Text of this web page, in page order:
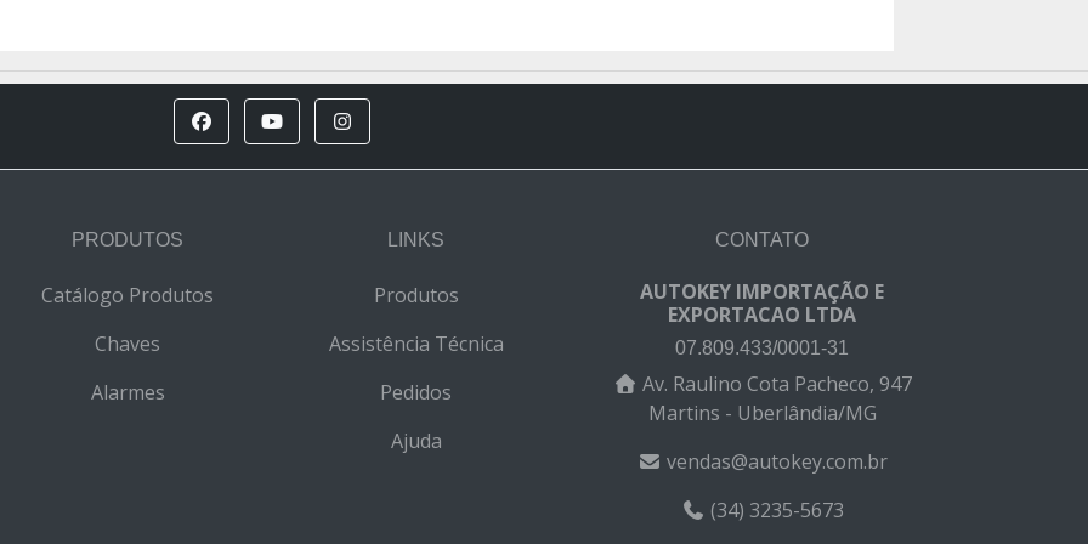
PRODUTOS
Catálogo Produtos
Chaves
Alarmes
LINKS
Produtos
Assistência Técnica
Pedidos
Ajuda
CONTATO
AUTOKEY IMPORTAÇÃO E
EXPORTACAO LTDA
07.809.433/0001-31
Av. Raulino Cota Pacheco, 947
Martins - Uberlândia/MG
vendas@autokey.com.br
(34) 3235-5673